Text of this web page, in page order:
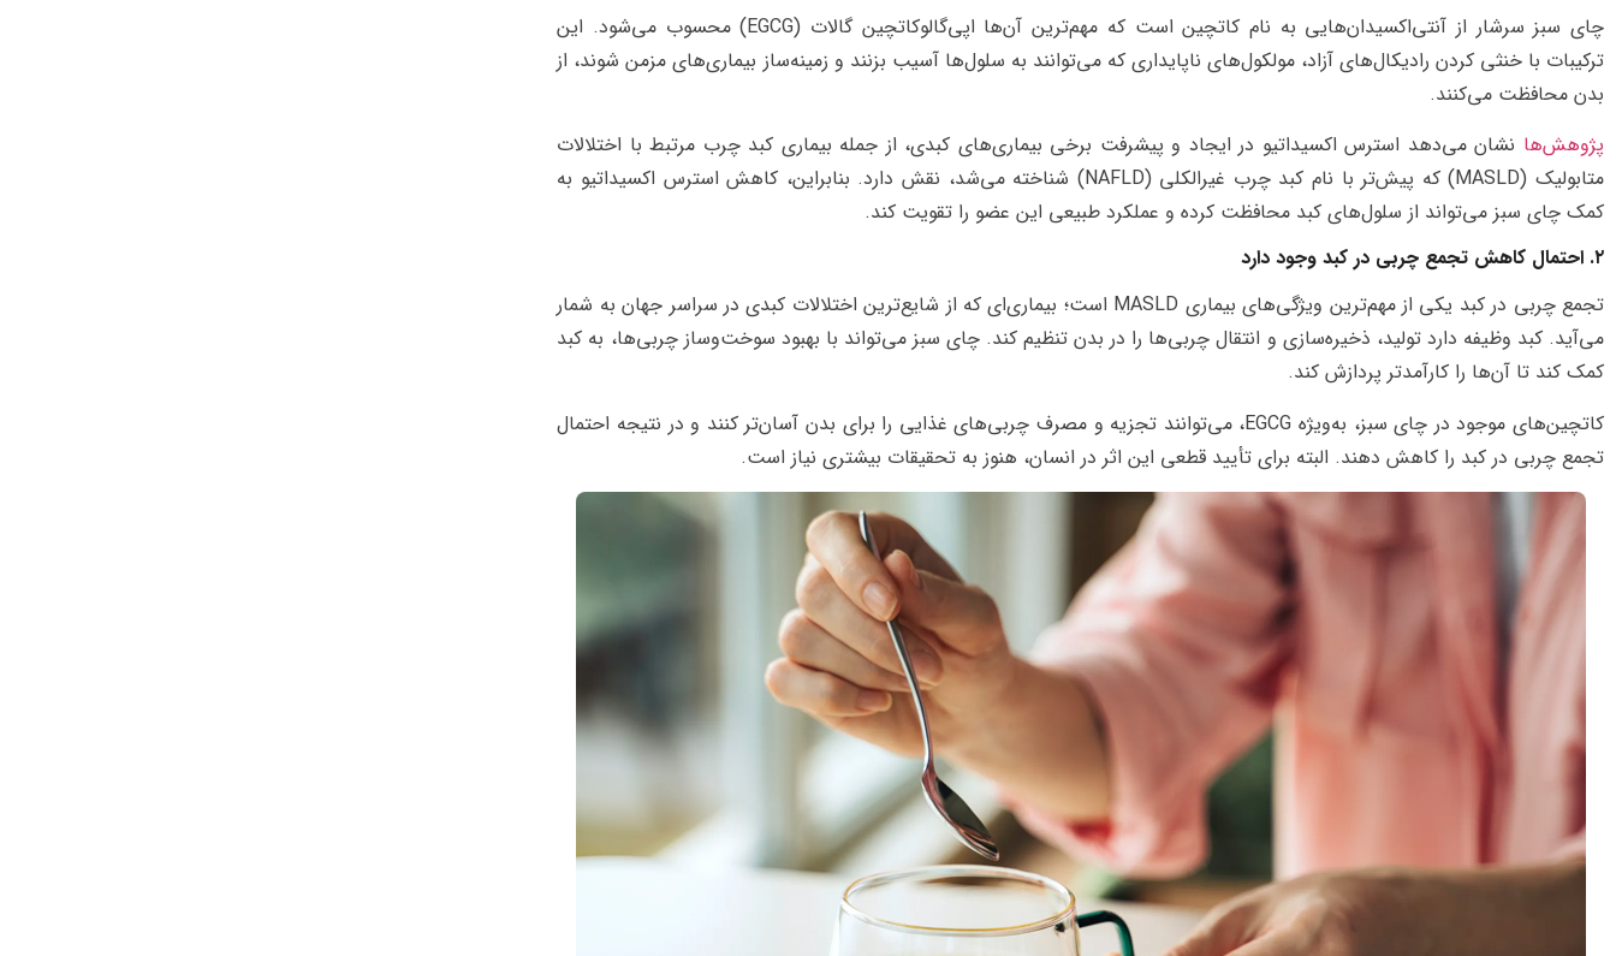
چای سبز سرشار از آنتی‌اکسیدان‌هایی به نام کاتچین است که مهم‌ترین آن‌ها اپی‌گالوکاتچین گالات (EGCG) محسوب می‌شود. این
ترکیبات با خنثی کردن رادیکال‌های آزاد، مولکول‌های ناپایداری که می‌توانند به سلول‌ها آسیب بزنند و زمینه‌ساز بیماری‌های مزمن شوند، از
بدن محافظت می‌کنند.
پژوهش‌ها نشان می‌دهد استرس اکسیداتیو در ایجاد و پیشرفت برخی بیماری‌های کبدی، از جمله بیماری کبد چرب مرتبط با اختلالات
متابولیک (MASLD) که پیش‌تر با نام کبد چرب غیرالکلی (NAFLD) شناخته می‌شد، نقش دارد. بنابراین، کاهش استرس اکسیداتیو به
کمک چای سبز می‌تواند از سلول‌های کبد محافظت کرده و عملکرد طبیعی این عضو را تقویت کند.
۲. احتمال کاهش تجمع چربی در کبد وجود دارد
تجمع چربی در کبد یکی از مهم‌ترین ویژگی‌های بیماری MASLD است؛ بیماری‌ای که از شایع‌ترین اختلالات کبدی در سراسر جهان به شمار
می‌آید. کبد وظیفه دارد تولید، ذخیره‌سازی و انتقال چربی‌ها را در بدن تنظیم کند. چای سبز می‌تواند با بهبود سوخت‌وساز چربی‌ها، به کبد
کمک کند تا آن‌ها را کارآمدتر پردازش کند.
کاتچین‌های موجود در چای سبز، به‌ویژه EGCG، می‌توانند تجزیه و مصرف چربی‌های غذایی را برای بدن آسان‌تر کنند و در نتیجه احتمال
تجمع چربی در کبد را کاهش دهند. البته برای تأیید قطعی این اثر در انسان، هنوز به تحقیقات بیشتری نیاز است.